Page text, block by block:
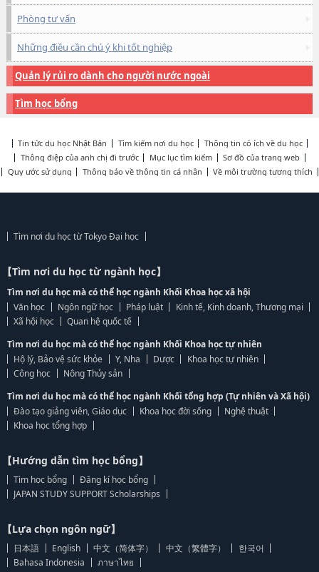
Phòng tư vấn
Những điều cần chú ý khi tốt nghiệp
Quản lý rủi ro dành cho người nước ngoài
Tìm học bổng
Tin tức du học Nhật Bản Tìm kiếm nơi du học
Thông tin có ích về du học
Thông điệp của anh chị đi trước
Mục lục tìm kiếm
Sơ đồ của trang web
Quy ước sử dụng
Thông báo về thông tin cá nhân Về môi trường tương thích
Tìm nơi du học từ Tokyo Đại học
【Tìm nơi du học từ ngành học】
Tìm nơi du học mà có thể học ngành Khối Khoa học xã hội
Văn học
Ngôn ngữ học Pháp luật
Kinh tế, Kinh doanh, Thương mại
Xã hội học
Quan hệ quốc tế
Tìm nơi du học mà có thể học ngành Khối Khoa học tự nhiên
Hộ lý, Bảo vệ sức khỏe
Y, Nha Dược
Khoa học tự nhiên
Công học
Nông Thủy sản
Tìm nơi du học mà có thể học ngành Khối tổng hợp (Tự nhiên và Xã hội)
Đào tạo giảng viên, Giáo dục
Khoa học đời sống
Nghệ thuật
Khoa học tổng hợp
【Hướng dẫn tìm học bổng】
Tìm học bổng
Đăng kí học bổng
JAPAN STUDY SUPPORT Scholarships
【Lựa chọn ngôn ngữ】
日本語 English 中文（简体字） 中文（繁體字）
한국어
Bahasa Indonesia
ภาษาไทย